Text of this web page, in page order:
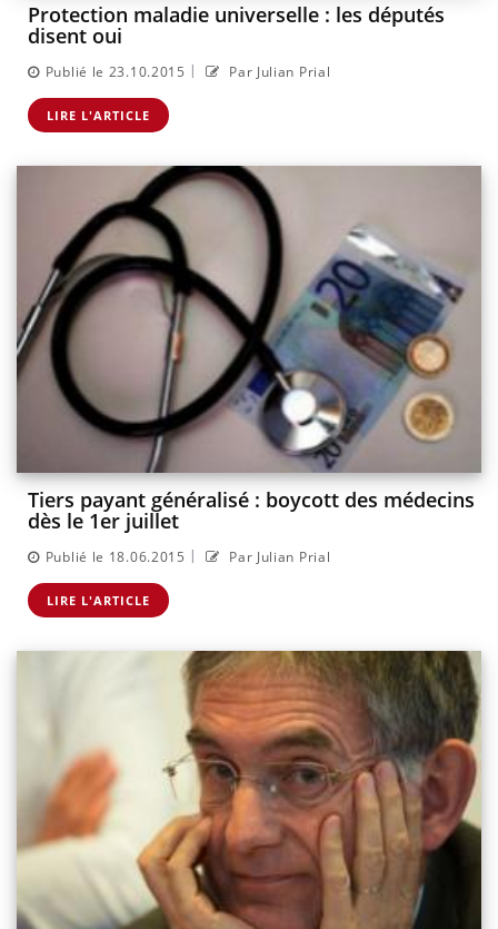
Protection maladie universelle : les députés
disent oui
Publié le 23.10.2015 | Par Julian Prial
LIRE L'ARTICLE
Tiers payant généralisé : boycott des médecins
dès le 1er juillet
Publié le 18.06.2015 | Par Julian Prial
LIRE L'ARTICLE